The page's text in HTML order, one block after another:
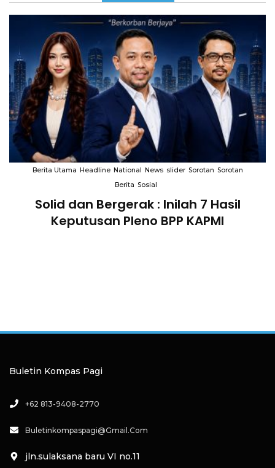
Berita Utama Headline National News slider Sorotan Sorotan
Berita Sosial
Solid dan Bergerak : Inilah 7 Hasil
Keputusan Pleno BPP KAPMI
Buletin Kompas Pagi
+62 813-9408-2770
Buletinkompaspagi@gmail.com
jln.sulaksana baru VI no.11